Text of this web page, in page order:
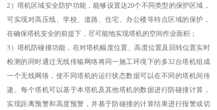
2）塔机区域安全防护功能，能够设置达20个不同类型的保护区域，
可实现对高压线、学校、道路、住宅、办公楼等特点区域的保护，
在确保塔机安全的前提下，尽可能地实现塔机的空间作业面积；
3）塔机防碰撞功能，在对塔机幅度位置、高度位置及回转位置实时
检测的同时通过无线传输网络将同一施工环境下的多32台塔机组成
一个无线网络，使不同塔机的运行状态数据可以在不同的塔机间传
递。每个塔机可以基于本塔机及其他塔机的数据进行防碰撞计算，
实现距离预警和高度预警，并基于防碰撞的计算结果进行报警或切